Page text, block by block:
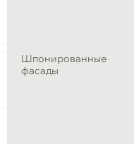
Шпонированные
фасады